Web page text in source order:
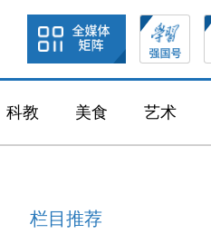
科教 美食 艺术
栏目推荐